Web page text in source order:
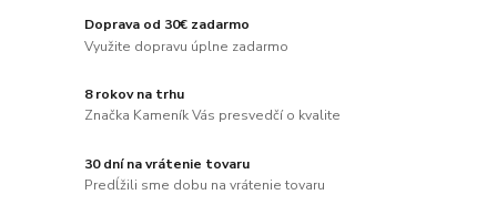
Doprava od 30€ zadarmo
Využite dopravu úplne zadarmo
8 rokov na trhu
Značka Kameník Vás presvedčí o kvalite
30 dní na vrátenie tovaru
Predĺžili sme dobu na vrátenie tovaru